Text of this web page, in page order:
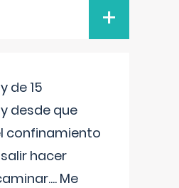
+
de 15
desde que
confinamiento
hacer
Me